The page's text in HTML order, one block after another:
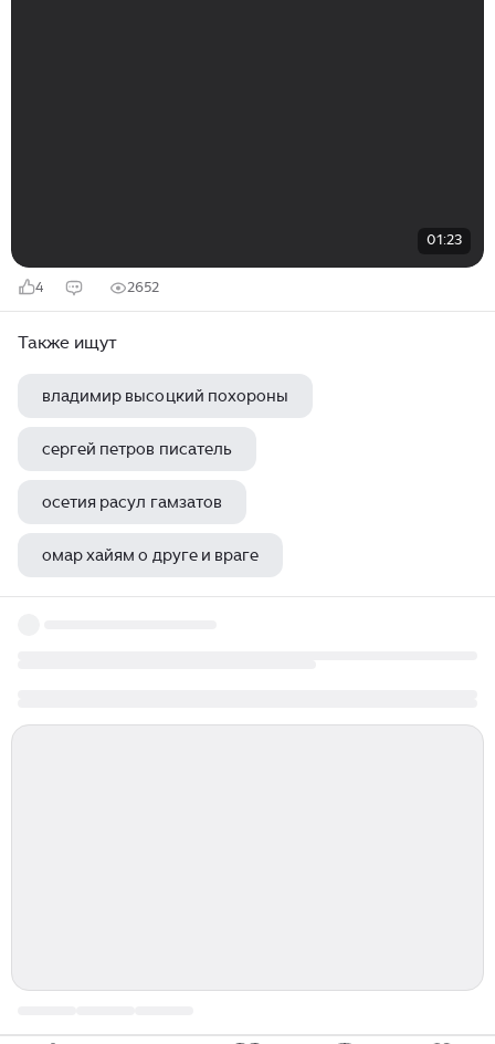
01:23
4 2652
Также ищут
владимир высоцкий похороны
сергей петров писатель
осетия расул гамзатов
омар хайям о друге и враге